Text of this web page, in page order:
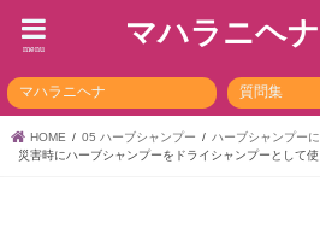
マハラニヘ
menu
マハラニヘナ 質問集
HOME 05 ハーブシャンプー
ハーブシャンプー
災害時にハーブシャンプーをドライシャンプーとして使